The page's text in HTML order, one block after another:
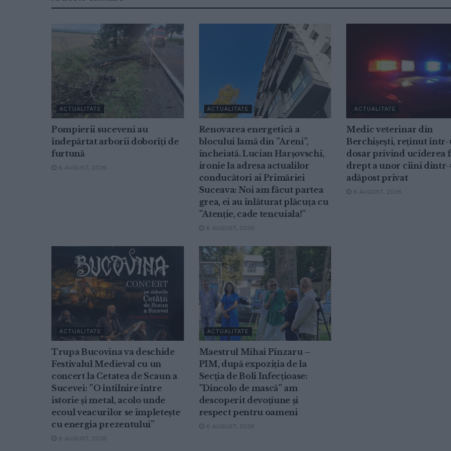
ACTUALITATE
Pompierii suceveni au
îndepărtat arborii doborîți de
furtună
6 AUGUST, 2026
ACTUALITATE
Renovarea energetică a
blocului lamă din ”Areni”,
încheiată. Lucian Harșovschi,
ironie la adresa actualilor
conducători ai Primăriei
Suceava: Noi am făcut partea
grea, ei au înlăturat plăcuța cu
”Atenție, cade tencuiala!”
6 AUGUST, 2026
ACTUALITATE
Medic veterinar din
Berchișești, reținut
dosar privind uciderea
drept a unor cîini
adăpost privat
6 AUGUST, 2026
ACTUALITATE
Trupa Bucovina va deschide
Festivalul Medieval cu un
concert la Cetatea de Scaun a
Sucevei: ”O întîlnire între
istorie și metal, acolo unde
ecoul veacurilor se împletește
cu energia prezentului”
6 AUGUST, 2026
ACTUALITATE
Maestrul Mihai Pînzaru –
PIM, după expoziția de la
Secția de Boli Infecțioase:
”Dincolo de mască” am
descoperit devoțiune și
respect pentru oameni
6 AUGUST, 2026